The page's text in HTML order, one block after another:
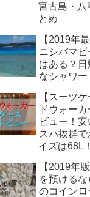
宮古島・八
とめ
【2019年
ニシバマ
はある？日
なシャワ
【スーツ
ドウォー
ビュー！
スパ抜群
イズは68L！
【2019年
を預ける
のコイン